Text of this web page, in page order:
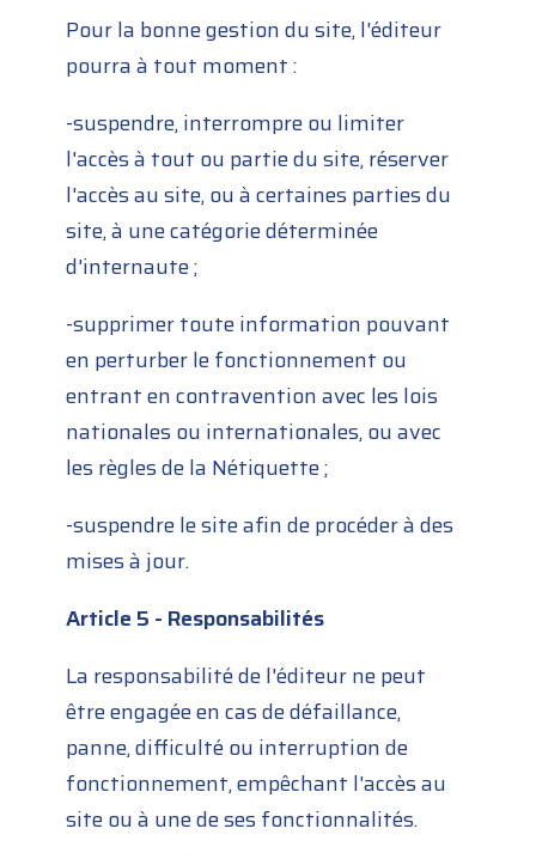
Pour la bonne gestion du site, l'éditeur
pourra à tout moment :
-suspendre, interrompre ou limiter
l'accès à tout ou partie du site, réserver
l'accès au site, ou à certaines parties du
site, à une catégorie déterminée
d'internaute ;
-supprimer toute information pouvant
en perturber le fonctionnement ou
entrant en contravention avec les lois
nationales ou internationales, ou avec
les règles de la Nétiquette ;
-suspendre le site afin de procéder à des
mises à jour.
Article 5 - Responsabilités
La responsabilité de l'éditeur ne peut
être engagée en cas de défaillance,
panne, difficulté ou interruption de
fonctionnement, empêchant l'accès au
site ou à une de ses fonctionnalités.